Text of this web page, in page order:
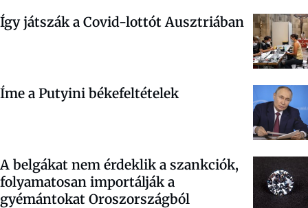
Így játszák a Covid-lottót Ausztriában
Íme a Putyini békefeltételek
A belgákat nem érdeklik a szankciók,
folyamatosan importálják a
gyémántokat Oroszországból